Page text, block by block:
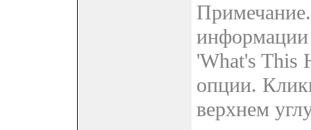
информации
'What's This
опции.
верхнем